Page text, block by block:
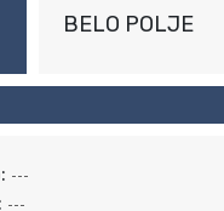
BELO POLJE
---
---